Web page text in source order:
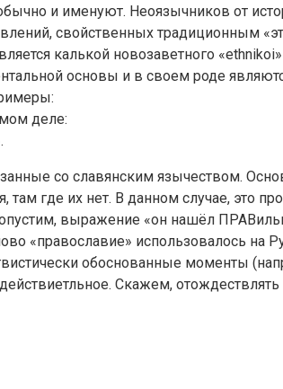
и именуют. Неоязычников от
свойственных традиционным
калькой новозаветного
основы и в своем роде
деле:
со славянским язычеством.
там где их нет. В данном случае, это
выражение «он нашёл
«православие» использовалось на
обоснованные моменты
Скажем,